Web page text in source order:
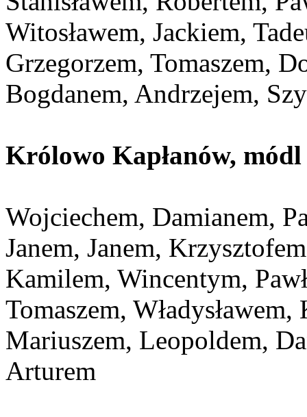
Witosławem, Jackiem,
Grzegorzem, Tomaszem,
Bogdanem, Andrzejem,
Królowo Kapłanów,
Wojciechem, Damianem,
Janem, Janem,
Kamilem, Wincentym,
Tomaszem,
Mariuszem, Leopoldem,
Arturem